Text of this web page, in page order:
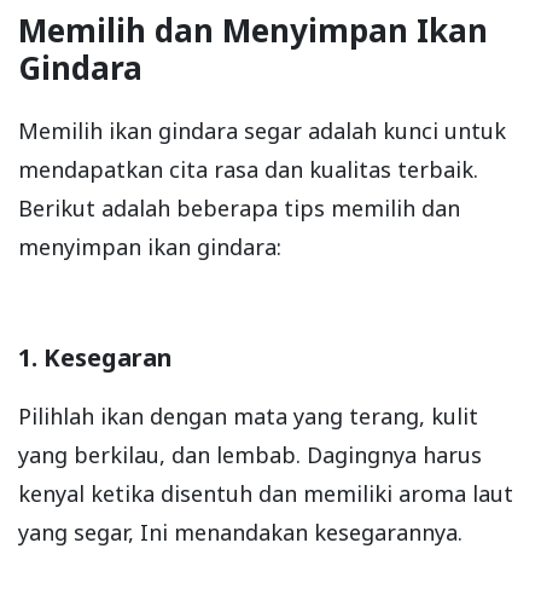
Memilih dan Menyimpan Ikan
Gindara
Memilih ikan gindara segar adalah kunci untuk
mendapatkan cita rasa dan kualitas terbaik.
Berikut adalah beberapa tips memilih dan
menyimpan ikan gindara:
1. Kesegaran
Pilihlah ikan dengan mata yang terang, kulit
yang berkilau, dan lembab. Dagingnya harus
kenyal ketika disentuh dan memiliki aroma laut
yang segar, Ini menandakan kesegarannya.